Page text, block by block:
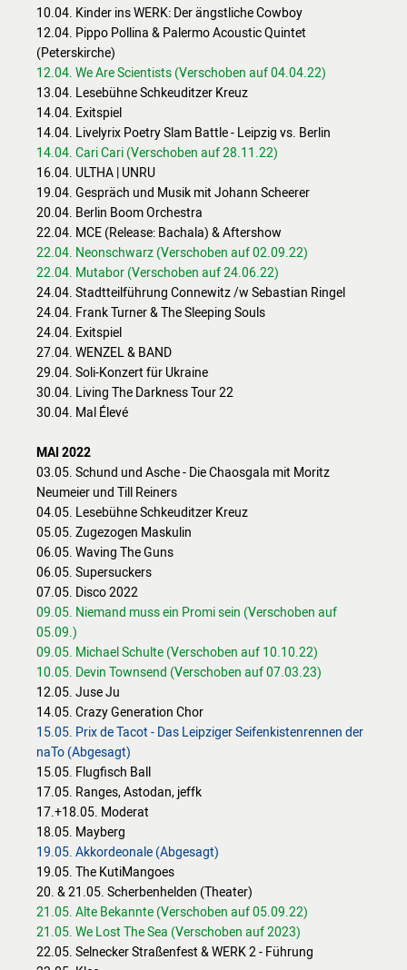
10.04. Kinder ins WERK: Der ängstliche Cowboy
12.04. Pippo Pollina & Palermo Acoustic Quintet
(Peterskirche)
12.04. We Are Scientists (Verschoben auf 04.04.22)
13.04. Lesebühne Schkeuditzer Kreuz
14.04. Exitspiel
14.04. Livelyrix Poetry Slam Battle - Leipzig vs. Berlin
14.04. Cari Cari (Verschoben auf 28.11.22)
16.04. ULTHA | UNRU
19.04. Gespräch und Musik mit Johann Scheerer
20.04. Berlin Boom Orchestra
22.04. MCE (Release: Bachala) & Aftershow
22.04. Neonschwarz (Verschoben auf 02.09.22)
22.04. Mutabor (Verschoben auf 24.06.22)
24.04. Stadtteilführung Connewitz /w Sebastian Ringel
24.04. Frank Turner & The Sleeping Souls
24.04. Exitspiel
27.04. WENZEL & BAND
29.04. Soli-Konzert für Ukraine
30.04. Living The Darkness Tour 22
30.04. Mal Élevé
MAI 2022
03.05. Schund und Asche - Die Chaosgala mit Moritz
Neumeier und Till Reiners
04.05. Lesebühne Schkeuditzer Kreuz
05.05. Zugezogen Maskulin
06.05. Waving The Guns
06.05. Supersuckers
07.05. Disco 2022
09.05. Niemand muss ein Promi sein (Verschoben auf
05.09.)
09.05. Michael Schulte (Verschoben auf 10.10.22)
10.05. Devin Townsend (Verschoben auf 07.03.23)
12.05. Juse Ju
14.05. Crazy Generation Chor
15.05. Prix de Tacot - Das Leipziger Seifenkistenrennen der
naTo (Abgesagt)
15.05. Flugfisch Ball
17.05. Ranges, Astodan, jeffk
17.+18.05. Moderat
18.05. Mayberg
19.05. Akkordeonale (Abgesagt)
19.05. The KutiMangoes
20. & 21.05. Scherbenhelden (Theater)
21.05. Alte Bekannte (Verschoben auf 05.09.22)
21.05. We Lost The Sea (Verschoben auf 2023)
22.05. Selnecker Straßenfest & WERK 2 - Führung